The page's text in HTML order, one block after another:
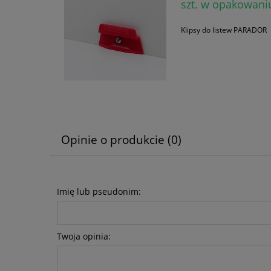
szt. w
Klipsy do listew PARADOR
Opinie o produkcie (0)
Imię lub pseudonim:
Twoja opinia: